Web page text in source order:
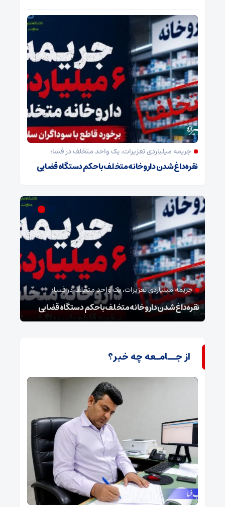
جریمه میلیاردی تعزیرات، یک واحد متخلف در فسا؛
نقره‌داغ شدن داروخانه متخلف با حکم دستگاه قضایی
جریمه میلیاردی تعزیرات، یک واحد متخلف در فسا؛
نقره‌داغ شدن داروخانه متخلف با حکم دستگاه قضایی
از جــامـعه چه خبر؟